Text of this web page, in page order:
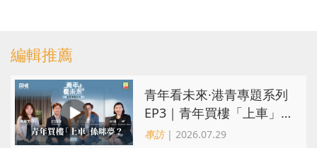
編輯推薦
青年看未來·港青專題系列
EP3｜青年買樓「上車」
係咪夢？ 觀念改變居住選
專訪| 2026.07.29